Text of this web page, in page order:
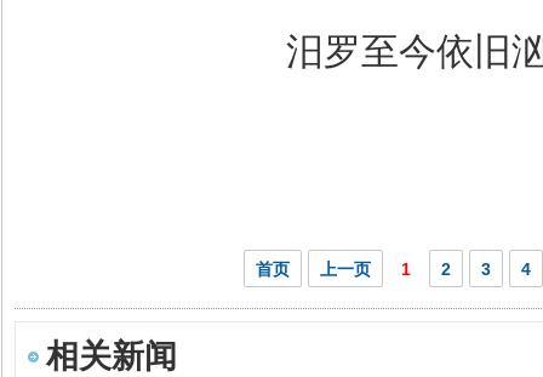
汨罗至今依旧
首页 上一页 1 2 3 4
相关新闻